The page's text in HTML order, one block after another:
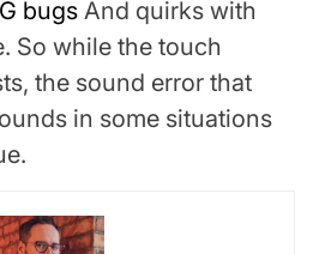
bugs And quirks with
So while the touch
the sound error that
in some situations